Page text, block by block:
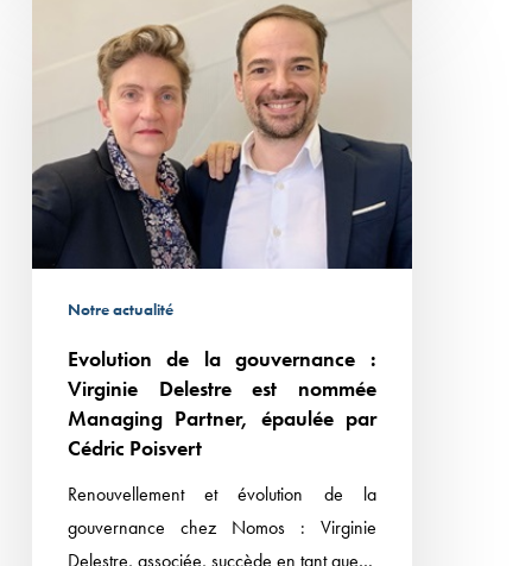
gouvernance
Virginie
Delestre
nommée
Managing
épaulée
Cédric
Notre actualité
Evolution de la gouvernance :
Virginie Delestre est nommée
Managing Partner, épaulée par
Cédric Poisvert
Renouvellement et évolution de la
gouvernance chez Nomos : Virginie